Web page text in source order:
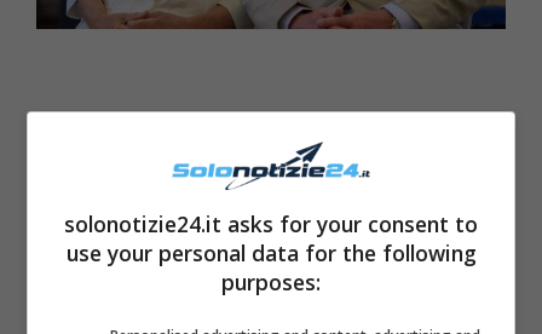
solonotizie24.it asks for your consent to
use your personal data for the following
purposes: